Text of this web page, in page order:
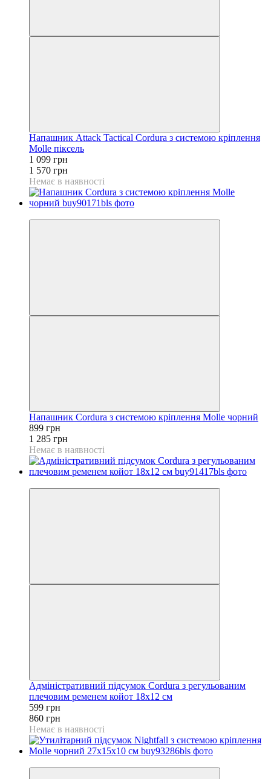
Напашник Attack Tactical Cordura з системою кріплення
Molle піксель
1 099 грн
1 570 грн
Немає в наявності
Напашник Cordura з системою кріплення Molle чорний
899 грн
1 285 грн
Немає в наявності
Адміністративний підсумок Cordura з регульованим
плечовим ременем койот 18x12 см
599 грн
860 грн
Немає в наявності